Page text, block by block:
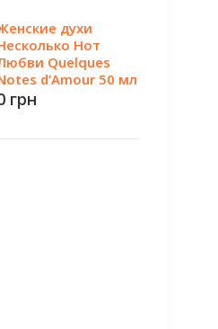
духи
Нот
Quelques
d’Amour 50 мл
грн